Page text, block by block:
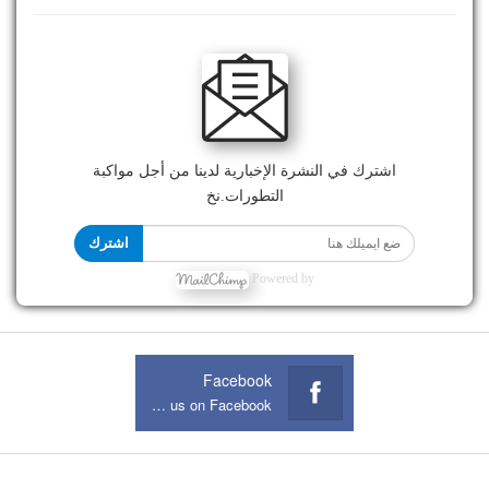
اشترك في النشرة الإخبارية لدينا من أجل مواكبة
التطورات.نخ
اشترك
Powered by
Facebook
Join us on Facebook